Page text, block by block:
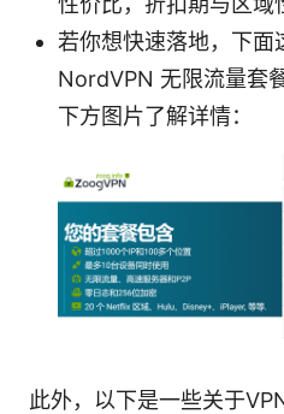
若你想快速落地，下面
NordVPN 无限流量套
下方图片了解详情：
此外，以下是一些关于